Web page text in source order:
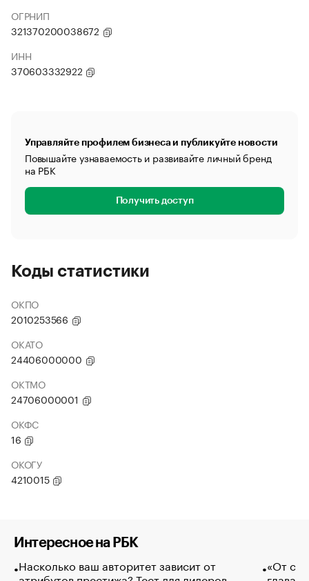
ОГРНИП
321370200038672
ИНН
370603332922
Управляйте профилем бизнеса и публикуйте новости
Повышайте узнаваемость и развивайте личный бренд
на РБК
Получить доступ
Коды статистики
ОКПО
2010253566
ОКАТО
24406000000
ОКТМО
24706000001
ОКФС
16
ОКОГУ
4210015
Интересное на РБК
Насколько ваш авторитет зависит от
«От